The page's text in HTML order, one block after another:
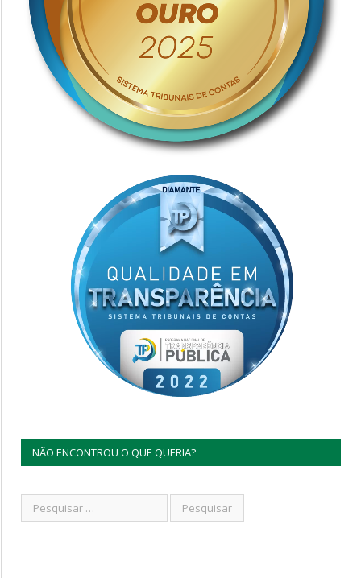
NÃO ENCONTROU O QUE QUERIA?